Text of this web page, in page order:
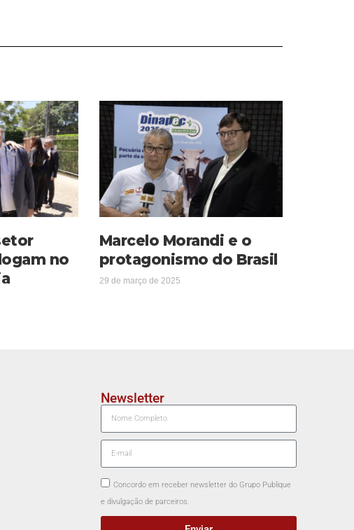
no
Marcelo Morandi e o
protagonismo do Brasil
29 de março de 2025
Newsletter
Concordo em receber newsletter do Grupo Publique
e divulgação de parceiros.